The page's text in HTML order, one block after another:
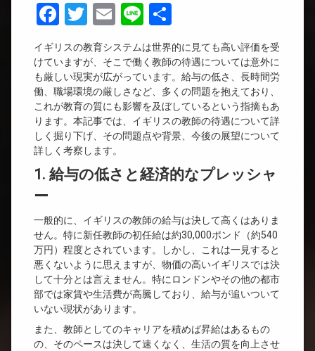
Facebook
Twitter
Email
Line
有
イギリスの教育システムは世界的に見ても高い評価を受
けていますが、そこで働く教師の待遇については意外に
も厳しい現実が広がっています。給与の低さ、長時間労
働、職場環境の厳しさなど、多くの問題を抱えており、
これが教育の質にも影響を及ぼしているという指摘もあ
ります。本記事では、イギリスの教師の待遇について詳
しく掘り下げ、その問題点や背景、今後の展望について
詳しく考察します。
1. 給与の低さと経済的なプレッシャ
ー
一般的に、イギリスの教師の給与は決して高くはありま
せん。特に新任教師の初任給は約30,000ポンド（約540
万円）程度とされています。しかし、これは一見すると
悪くないように思えますが、物価の高いイギリスでは決
して十分とは言えません。特にロンドンやその他の都市
部では家賃や生活費が高騰しており、給与が追いついて
いない現状があります。
また、教師としてのキャリアを積めば昇給はあるもの
の、そのペースは決して速くなく、生活の質を向上させ